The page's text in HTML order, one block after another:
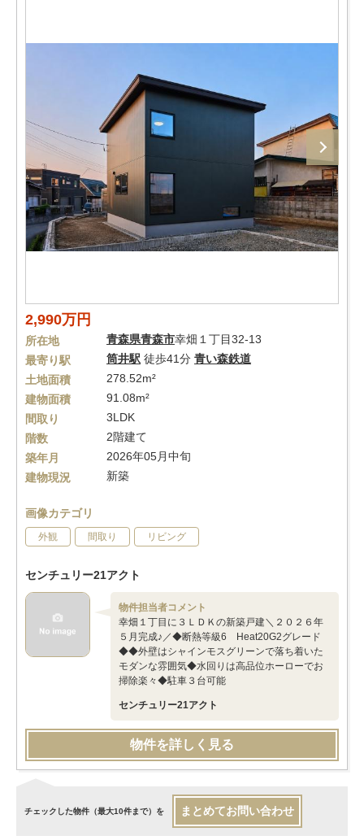
2,990万円
所在地 青森県青森市幸畑１丁目32-13
最寄り駅
筒井駅 徒歩41分 青い森鉄道
土地面積
278.52m²
建物面積
91.08m²
間取り
3LDK
階数
2階建て
築年月
2026年05月中旬
建物現況
新築
画像カテゴリ
外観 間取り リビング
センチュリー21アクト
物件担当者コメント
幸畑１丁目に３ＬＤＫの新築戸建＼２０２６年
５月完成♪／◆断熱等級6 Heat20G2グレード
◆◆外壁はシャインモスグリーンで落ち着いた
モダンな雰囲気◆水回りは高品位ホーローでお
掃除楽々◆駐車３台可能
センチュリー21アクト
物件を詳しく見る
チェックした物件（最大10件まで）を まとめてお問い合わせ